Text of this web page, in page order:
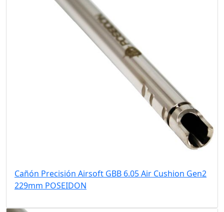
Cañón Precisión Airsoft GBB 6.05 Air Cushion Gen2
229mm POSEIDON